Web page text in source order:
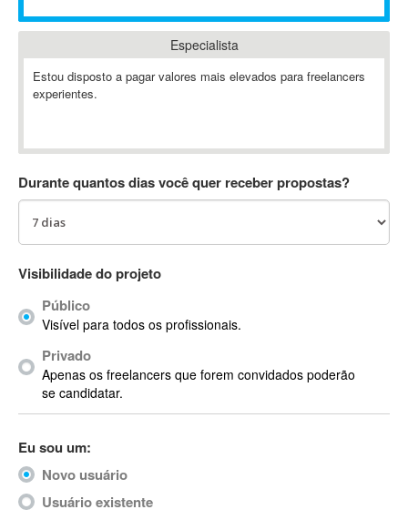
Ableton
Ableton Push
Abstract
AC3
ACID Pro
ACPI
Acrobat
Acrobat X
Acronis
ACT
Actimize
ActionScript
ActionScript 3
Especialista
Estou disposto a pagar valores mais elevados para freelancers
experientes.
Durante quantos dias você quer receber propostas?
Visibilidade do projeto
Público
Visível para todos os profissionais.
Privado
Apenas os freelancers que forem convidados poderão
se candidatar.
Eu sou um:
Novo usuário
Usuário existente